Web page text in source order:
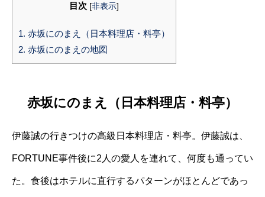
目次 [非表示]
1. 赤坂にのまえ（日本料理店・料亭）
2. 赤坂にのまえの地図
赤坂にのまえ（日本料理店・料亭）
伊藤誠の行きつけの高級日本料理店・料亭。伊藤誠は、
FORTUNE事件後に2人の愛人を連れて、何度も通ってい
た。食後はホテルに直行するパターンがほとんどであっ